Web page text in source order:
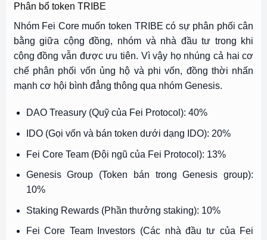
Phân bổ token TRIBE
Nhóm Fei Core muốn token TRIBE có sự phân phối cân
bằng giữa cộng đồng, nhóm và nhà đầu tư trong khi
cộng đồng vẫn được ưu tiên. Vì vậy họ nhúng cả hai cơ
chế phân phối vốn ủng hộ và phi vốn, đồng thời nhấn
mạnh cơ hội bình đẳng thông qua nhóm Genesis.
DAO Treasury (Quỹ của Fei Protocol): 40%
IDO (Gọi vốn và bán token dưới dạng IDO): 20%
Fei Core Team (Đội ngũ của Fei Protocol): 13%
Genesis Group (Token bán trong Genesis group):
10%
Staking Rewards (Phần thưởng staking): 10%
Fei Core Team Investors (Các nhà đầu tư của Fei